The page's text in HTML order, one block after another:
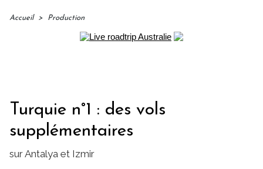
Accueil > Production
Turquie n°1 : des vols
supplémentaires
sur Antalya et Izmir